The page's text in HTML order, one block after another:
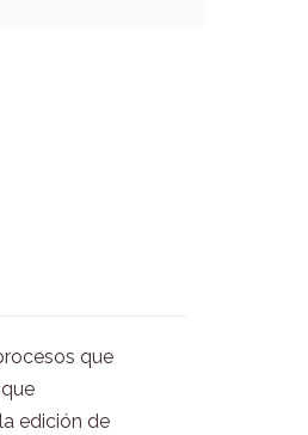
que
edición de